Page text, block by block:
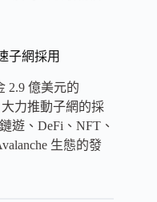
子網採用
2.9 億美元的
大力推動子網的採
遊、DeFi、NFT、
生態的發